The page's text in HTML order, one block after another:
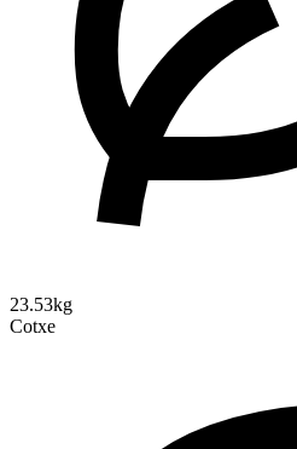
23.53kg
Cotxe